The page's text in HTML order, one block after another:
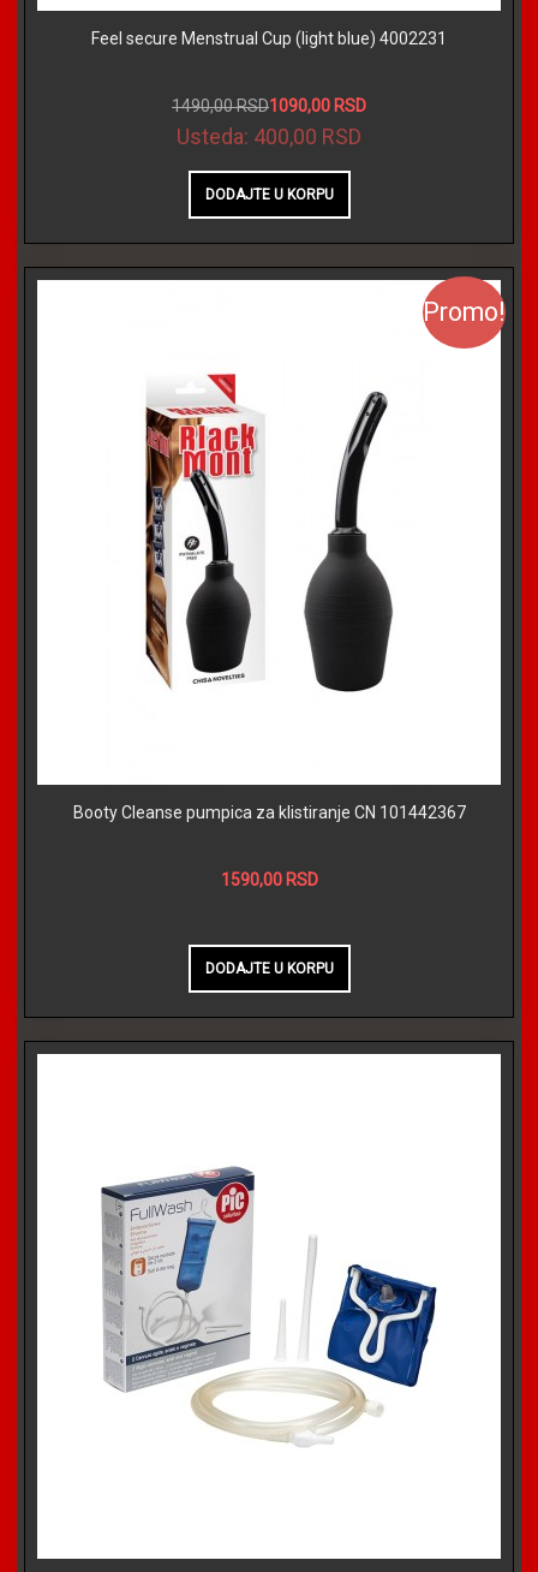
Feel secure Menstrual Cup (light blue) 4002231
1490,00 RSD1090,00 RSD
Usteda: 400,00 RSD
Promo!
Booty Cleanse pumpica za klistiranje CN 101442367
1590,00 RSD